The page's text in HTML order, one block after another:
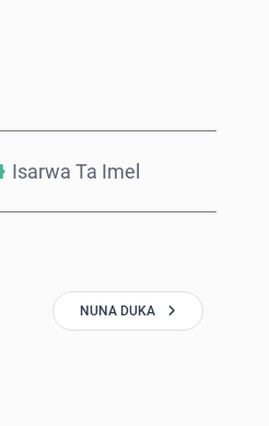
Isarwa Ta Imel
NUNA DUKA